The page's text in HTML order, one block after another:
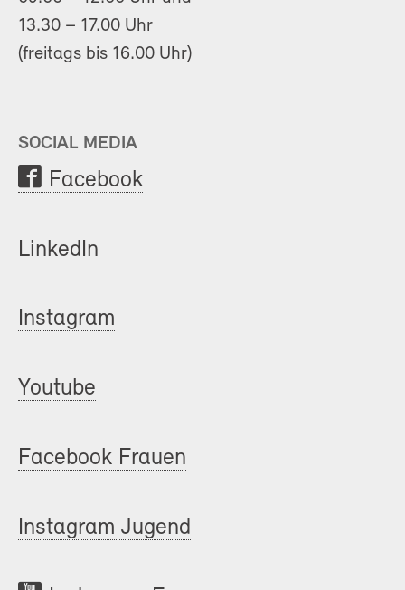
13.30 – 17.00 Uhr
(freitags bis 16.00 Uhr)
SOCIAL MEDIA
Facebook
LinkedIn
Instagram
Youtube
Facebook Frauen
Instagram Jugend